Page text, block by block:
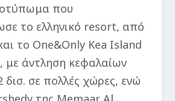
που
το ελληνικό resort, από
το One&Only Kea Island
με άντληση κεφαλαίων
σε πολλές χώρες, ενώ